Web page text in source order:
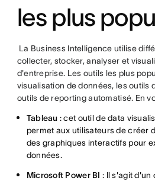
les plus
La Business Intelligence utilise
collecter, stocker, analyser et
d'entreprise. Les outils les plus
visualisation de données, les outils
outils de reporting automatisé. En
Tableau : cet outil de data
permet aux utilisateurs de créer
des graphiques interactifs pour
données.
Microsoft Power BI : Il s'agit d'un